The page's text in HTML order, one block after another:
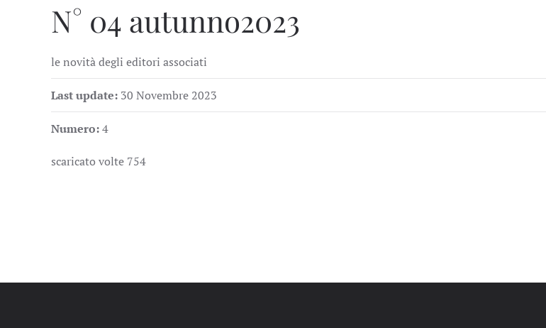
N° 04 autunno2023
le novità degli editori associati
Last update: 30 Novembre 2023
Numero:4
scaricato volte 754